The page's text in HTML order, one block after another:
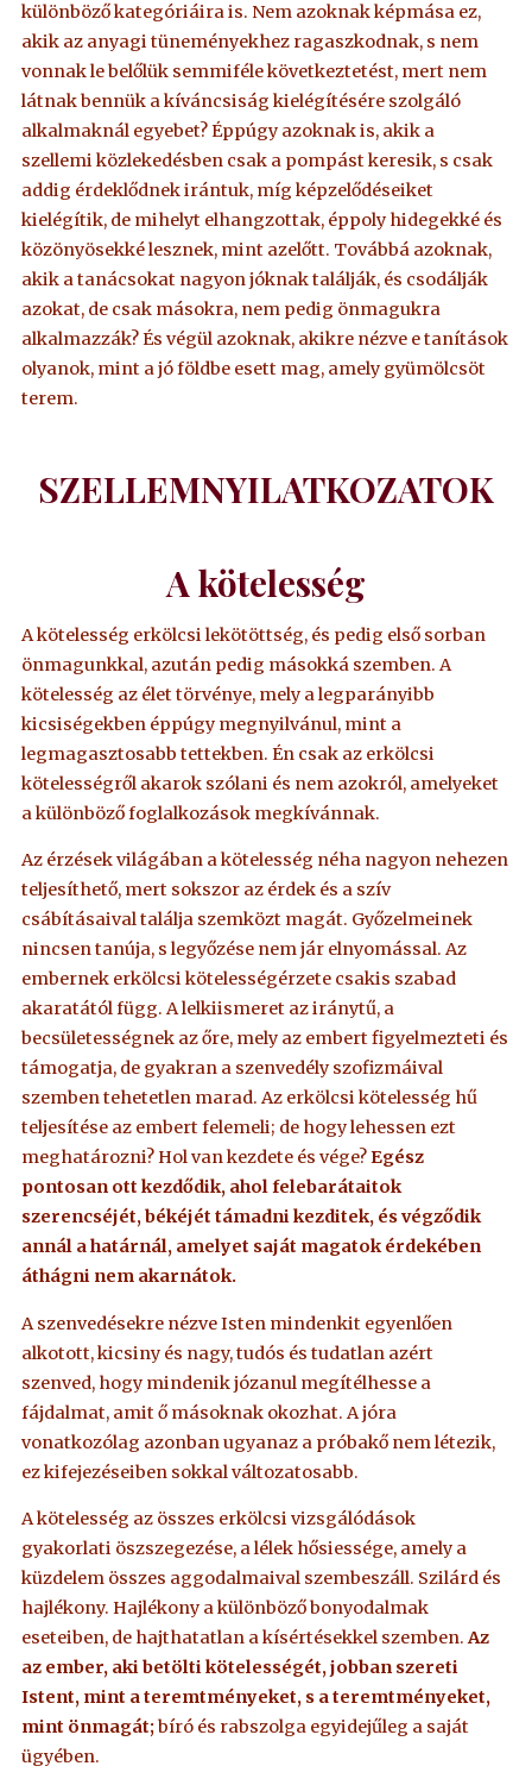
különböző kategóriáira is. Nem azoknak képmása ez,
akik az anyagi tüneményekhez ragaszkodnak, s nem
vonnak le belőlük semmiféle következtetést, mert nem
látnak bennük a kíváncsiság kielégítésére szolgáló
alkalmaknál egyebet? Éppúgy azoknak is, akik a
szellemi közlekedésben csak a pompást keresik, s csak
addig érdeklődnek irántuk, míg képzelődéseiket
kielégítik, de mihelyt elhangzottak, éppoly hidegekké és
közönyösekké lesznek, mint azelőtt. Továbbá azoknak,
akik a tanácsokat nagyon jóknak találják, és csodálják
azokat, de csak másokra, nem pedig önmagukra
alkalmazzák? És végül azoknak, akikre nézve e tanítások
olyanok, mint a jó földbe esett mag, amely gyümölcsöt
terem.
SZELLEMNYILATKOZATOK
A kötelesség
A kötelesség erkölcsi lekötöttség, és pedig első sorban
önmagunkkal, azután pedig másokká szemben. A
kötelesség az élet törvénye, mely a legparányibb
kicsiségekben éppúgy megnyilvánul, mint a
legmagasztosabb tettekben. Én csak az erkölcsi
kötelességről akarok szólani és nem azokról, amelyeket
a különböző foglalkozások megkívánnak.
Az érzések világában a kötelesség néha nagyon nehezen
teljesíthető, mert sokszor az érdek és a szív
csábításaival találja szemközt magát. Győzelmeinek
nincsen tanúja, s legyőzése nem jár elnyomással. Az
embernek erkölcsi kötelességérzete csakis szabad
akaratától függ. A lelkiismeret az iránytű, a
becsületességnek az őre, mely az embert figyelmezteti és
támogatja, de gyakran a szenvedély szofizmáival
szemben tehetetlen marad. Az erkölcsi kötelesség hű
teljesítése az embert felemeli; de hogy lehessen ezt
meghatározni? Hol van kezdete és vége?Egész
pontosan ott kezdődik, ahol felebarátaitok
szerencséjét, békéjét támadni kezditek, és végződik
annál a határnál, amelyet saját magatok érdekében
áthágni nem akarnátok.
A szenvedésekre nézve Isten mindenkit egyenlően
alkotott, kicsiny és nagy, tudós és tudatlan azért
szenved, hogy mindenik józanul megítélhesse a
fájdalmat, amit ő másoknak okozhat. A jóra
vonatkozólag azonban ugyanaz a próbakő nem létezik,
ez kifejezéseiben sokkal változatosabb.
A kötelesség az összes erkölcsi vizsgálódások
gyakorlati öszszegezése, a lélek hősiessége, amely a
küzdelem összes aggodalmaival szembeszáll. Szilárd és
hajlékony. Hajlékony a különböző bonyodalmak
eseteiben, de hajthatatlan a kísértésekkel szemben.Az
az ember, aki betölti kötelességét, jobban szereti
Istent, mint a teremtményeket, s a teremtményeket,
mint önmagát;bíró és rabszolga egyidejűleg a saját
ügyében.